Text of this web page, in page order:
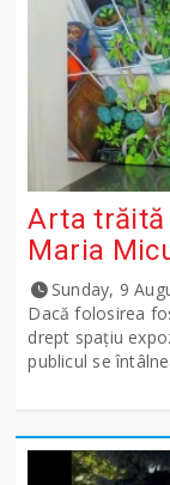
Arta trăită
Maria
Sunday, 9
Dacă folosirea
drept spațiu
publicul se